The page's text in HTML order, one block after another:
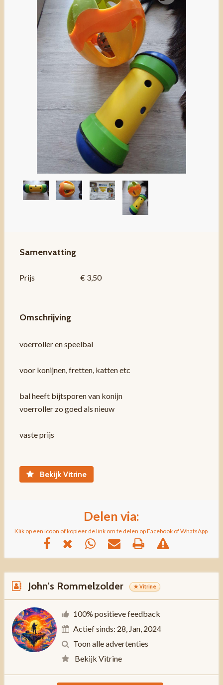
Samenvatting
Prijs € 3,50
Omschrijving
voerroller en speelbal
voor konijnen, fretten, katten etc
bal heeft bijtsporen van konijn
voerroller zo goed als nieuw
vaste prijs
Bekijk Vitrine
Delen via:
Klik op een icoon of kopieer de link om te delen op Facebook of WhatsApp
John's Rommelzolder ★ Vitrine
100% positieve feedback
Actief sinds: 28, Jan, 2024
Toon alle advertenties
Bekijk Vitrine